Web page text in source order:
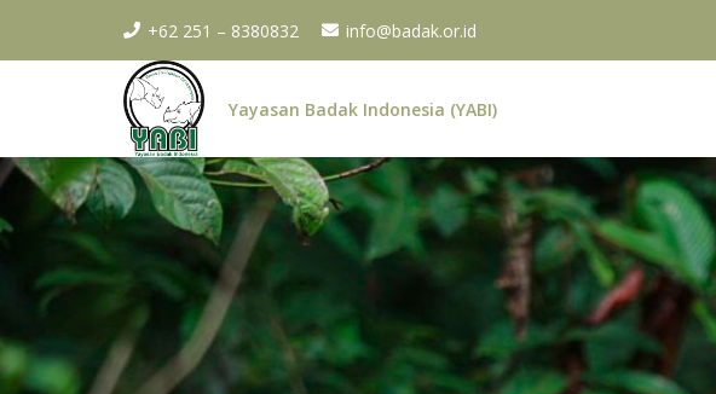
+62 251 – 8380832 info@badak.or.id
Yayasan Badak Indonesia (YABI)